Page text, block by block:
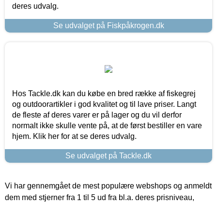
deres udvalg.
Se udvalget på Fiskpåkrogen.dk
Hos Tackle.dk kan du købe en bred række af fiskegrej
og outdoorartikler i god kvalitet og til lave priser. Langt
de fleste af deres varer er på lager og du vil derfor
normalt ikke skulle vente på, at de først bestiller en vare
hjem. Klik her for at se deres udvalg.
Se udvalget på Tackle.dk
Vi har gennemgået de mest populære webshops og anmeldt
dem med stjerner fra 1 til 5 ud fra bl.a. deres prisniveau,